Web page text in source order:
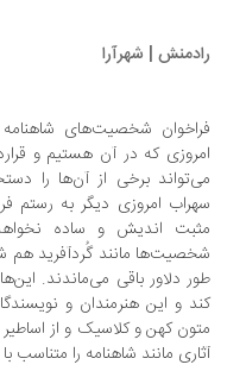
| شهرآرا
شخصیت‌های شاهنامه از
که در آن هستیم و قراردادن
برخی از آن‌ها را دستخوش
امروزی دیگر به رستم فرصت
اندیش و ساده نخواهد
مانند گُردآفرید هم شاید
دلاور باقی می‌ماندند. این‌ها همه
و این هنرمندان و نویسندگان
کهن و کلاسیک و از اساطیر بهره
مانند شاهنامه را متناسب با